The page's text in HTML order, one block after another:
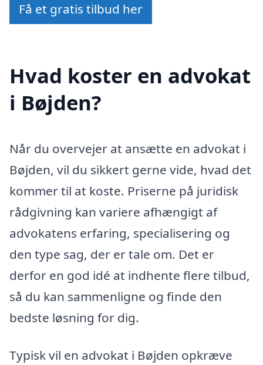
Få et gratis tilbud her
Hvad koster en advokat
i Bøjden?
Når du overvejer at ansætte en advokat i
Bøjden, vil du sikkert gerne vide, hvad det
kommer til at koste. Priserne på juridisk
rådgivning kan variere afhængigt af
advokatens erfaring, specialisering og
den type sag, der er tale om. Det er
derfor en god idé at indhente flere tilbud,
så du kan sammenligne og finde den
bedste løsning for dig.
Typisk vil en advokat i Bøjden opkræve